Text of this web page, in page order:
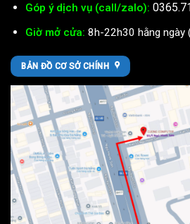
Góp ý dịch vụ (call/zalo):
Giờ mở cửa: 8h-22h30 hằng ngày
BẢN ĐỒ CƠ SỞ CHÍNH